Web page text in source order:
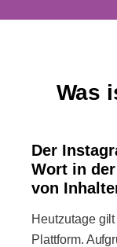
Was
Der
Wort in
von
Heutzutage
Plattform.